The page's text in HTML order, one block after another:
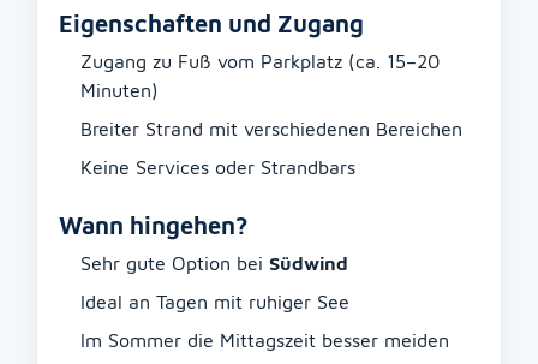
Eigenschaften und Zugang
Zugang zu Fuß vom Parkplatz (ca. 15–20
Minuten)
Breiter Strand mit verschiedenen Bereichen
Keine Services oder Strandbars
Wann hingehen?
Sehr gute Option bei Südwind
Ideal an Tagen mit ruhiger See
Im Sommer die Mittagszeit besser meiden